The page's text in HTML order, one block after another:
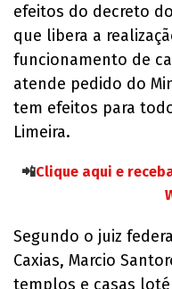
efeitos do decreto
que libera a
funcionamento de
atende pedido do
tem efeitos para
Limeira.
📲Clique aqui e
Segundo o juiz
Caxias, Marcio
templos e casas